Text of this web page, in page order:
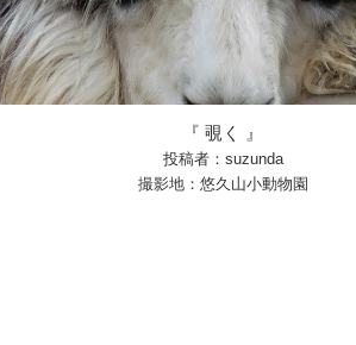
『 覗く 』
投稿者：suzunda
撮影地：悠久山小動物園